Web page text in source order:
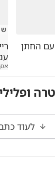
החתן
ש
לעוד